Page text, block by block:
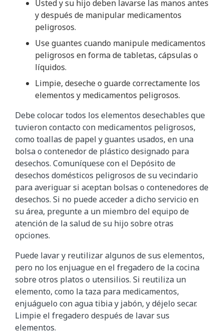
Usted y su hijo deben lavarse las manos antes
y después de manipular medicamentos
peligrosos.
Use guantes cuando manipule medicamentos
peligrosos en forma de tabletas, cápsulas o
líquidos.
Limpie, deseche o guarde correctamente los
elementos y medicamentos peligrosos.
Debe colocar todos los elementos desechables que
tuvieron contacto con medicamentos peligrosos,
como toallas de papel y guantes usados, en una
bolsa o contenedor de plástico designado para
desechos. Comuníquese con el Depósito de
desechos domésticos peligrosos de su vecindario
para averiguar si aceptan bolsas o contenedores de
desechos. Si no puede acceder a dicho servicio en
su área, pregunte a un miembro del equipo de
atención de la salud de su hijo sobre otras
opciones.
Puede lavar y reutilizar algunos de sus elementos,
pero no los enjuague en el fregadero de la cocina
sobre otros platos o utensilios. Si reutiliza un
elemento, como la taza para medicamentos,
enjuáguelo con agua tibia y jabón, y déjelo secar.
Limpie el fregadero después de lavar sus
elementos.